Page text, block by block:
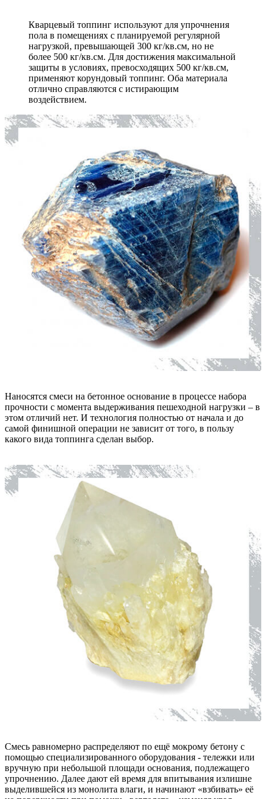
Кварцевый топпинг используют для упрочнения
пола в помещениях с планируемой регулярной
нагрузкой, превышающей 300 кг/кв.см, но не
более 500 кг/кв.см. Для достижения максимальной
защиты в условиях, превосходящих 500 кг/кв.см,
применяют корундовый топпинг. Оба материала
отлично справляются с истирающим
воздействием.
Наносятся смеси на бетонное основание в процессе набора
прочности с момента выдерживания пешеходной нагрузки – в
этом отличий нет. И технология полностью от начала и до
самой финишной операции не зависит от того, в пользу
какого вида топпинга сделан выбор.
Смесь равномерно распределяют по ещё мокрому бетону с
помощью специализированного оборудования - тележки или
вручную при небольшой площади основания, подлежащего
упрочнению. Далее дают ей время для впитывания излишне
выделившейся из монолита влаги, и начинают «взбивать» её